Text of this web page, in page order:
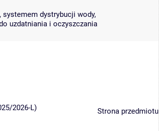
dystrybucji wody,
uzdatniania i oczyszczania
2026-L) Strona przedmiotu